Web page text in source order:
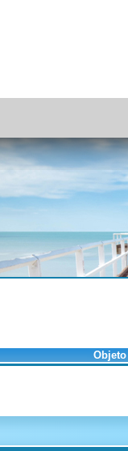
Objeto